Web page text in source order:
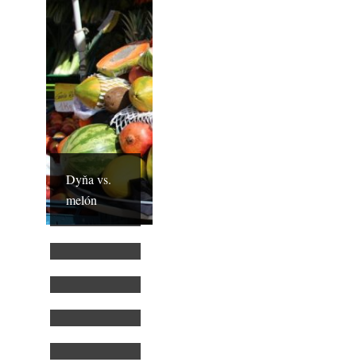
Dyňa vs.
melón
Kľúčový
A zase tá
Stopy na